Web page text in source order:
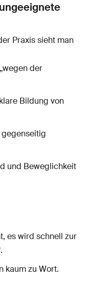
Praxis sieht man
der
Bildung von
und Beweglichkeit
es wird schnell zur
kaum zu Wort.